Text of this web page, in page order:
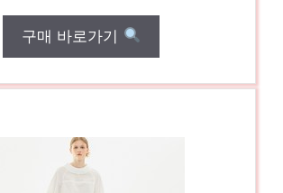
구매 바로가기